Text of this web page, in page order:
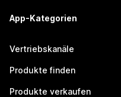
App-Kategorien
Vertriebskanäle
Produkte finden
Produkte verkaufen